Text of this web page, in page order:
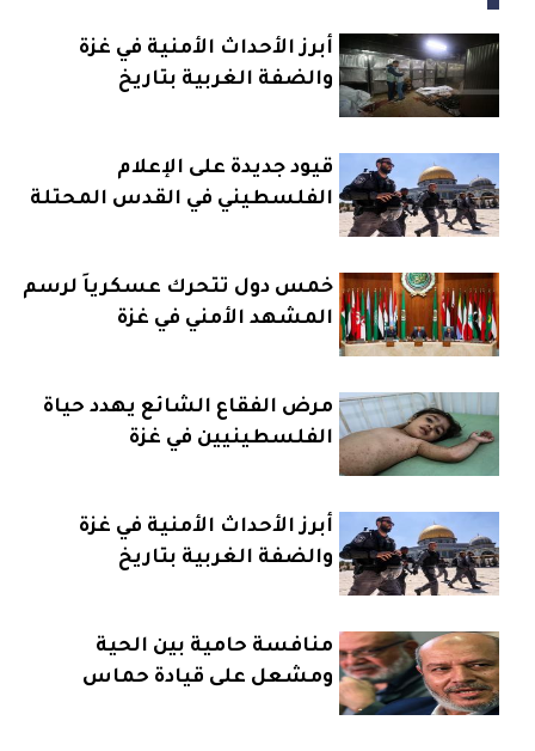
أبرز الأحداث الأمنية في غزة
والضفة الغربية بتاريخ
قيود جديدة على الإعلام
الفلسطيني في القدس المحتلة
خمس دول تتحرك عسكرياً لرسم
المشهد الأمني في غزة
مرض الفقاع الشائع يهدد حياة
الفلسطينيين في غزة
أبرز الأحداث الأمنية في غزة
والضفة الغربية بتاريخ
منافسة حامية بين الحية
ومشعل على قيادة حماس